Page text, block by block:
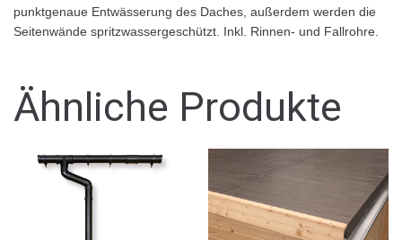
punktgenaue Entwässerung des Daches, außerdem werden die
Seitenwände spritzwassergeschützt. Inkl. Rinnen- und Fallrohre.
Ähnliche Produkte